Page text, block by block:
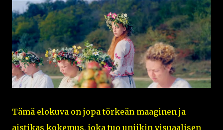
Tämä elokuva on jopa törkeän maaginen ja
aistikas kokemus, joka tuo uniikin visuaalisen